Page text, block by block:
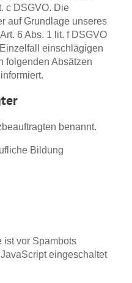
c DSGVO. Die
auf Grundlage unseres
6 Abs. 1 lit. f DSGVO
einschlägigen
folgenden Absätzen
benannt.
Bildung
ist vor Spambots
eingeschaltet